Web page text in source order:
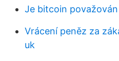
Je bitcoin
Vrácení peněz za
uk